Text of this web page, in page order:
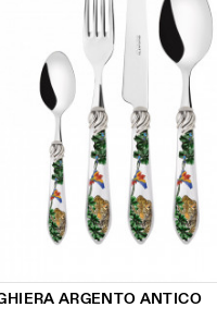
ARGENTO ANTICO